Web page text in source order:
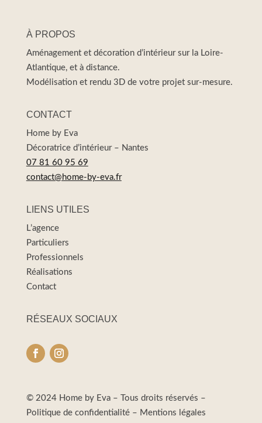
À PROPOS
Aménagement et décoration d’intérieur sur la Loire-
Atlantique, et à distance.
Modélisation et rendu 3D de votre projet sur-mesure.
CONTACT
Home by Eva
Décoratrice d’intérieur – Nantes
07 81 60 95 69
contact@home-by-eva.fr
LIENS UTILES
L’agence
Particuliers
Professionnels
Réalisations
Contact
RÉSEAUX SOCIAUX
© 2024 Home by Eva – Tous droits réservés –
Politique de confidentialité– Mentions légales